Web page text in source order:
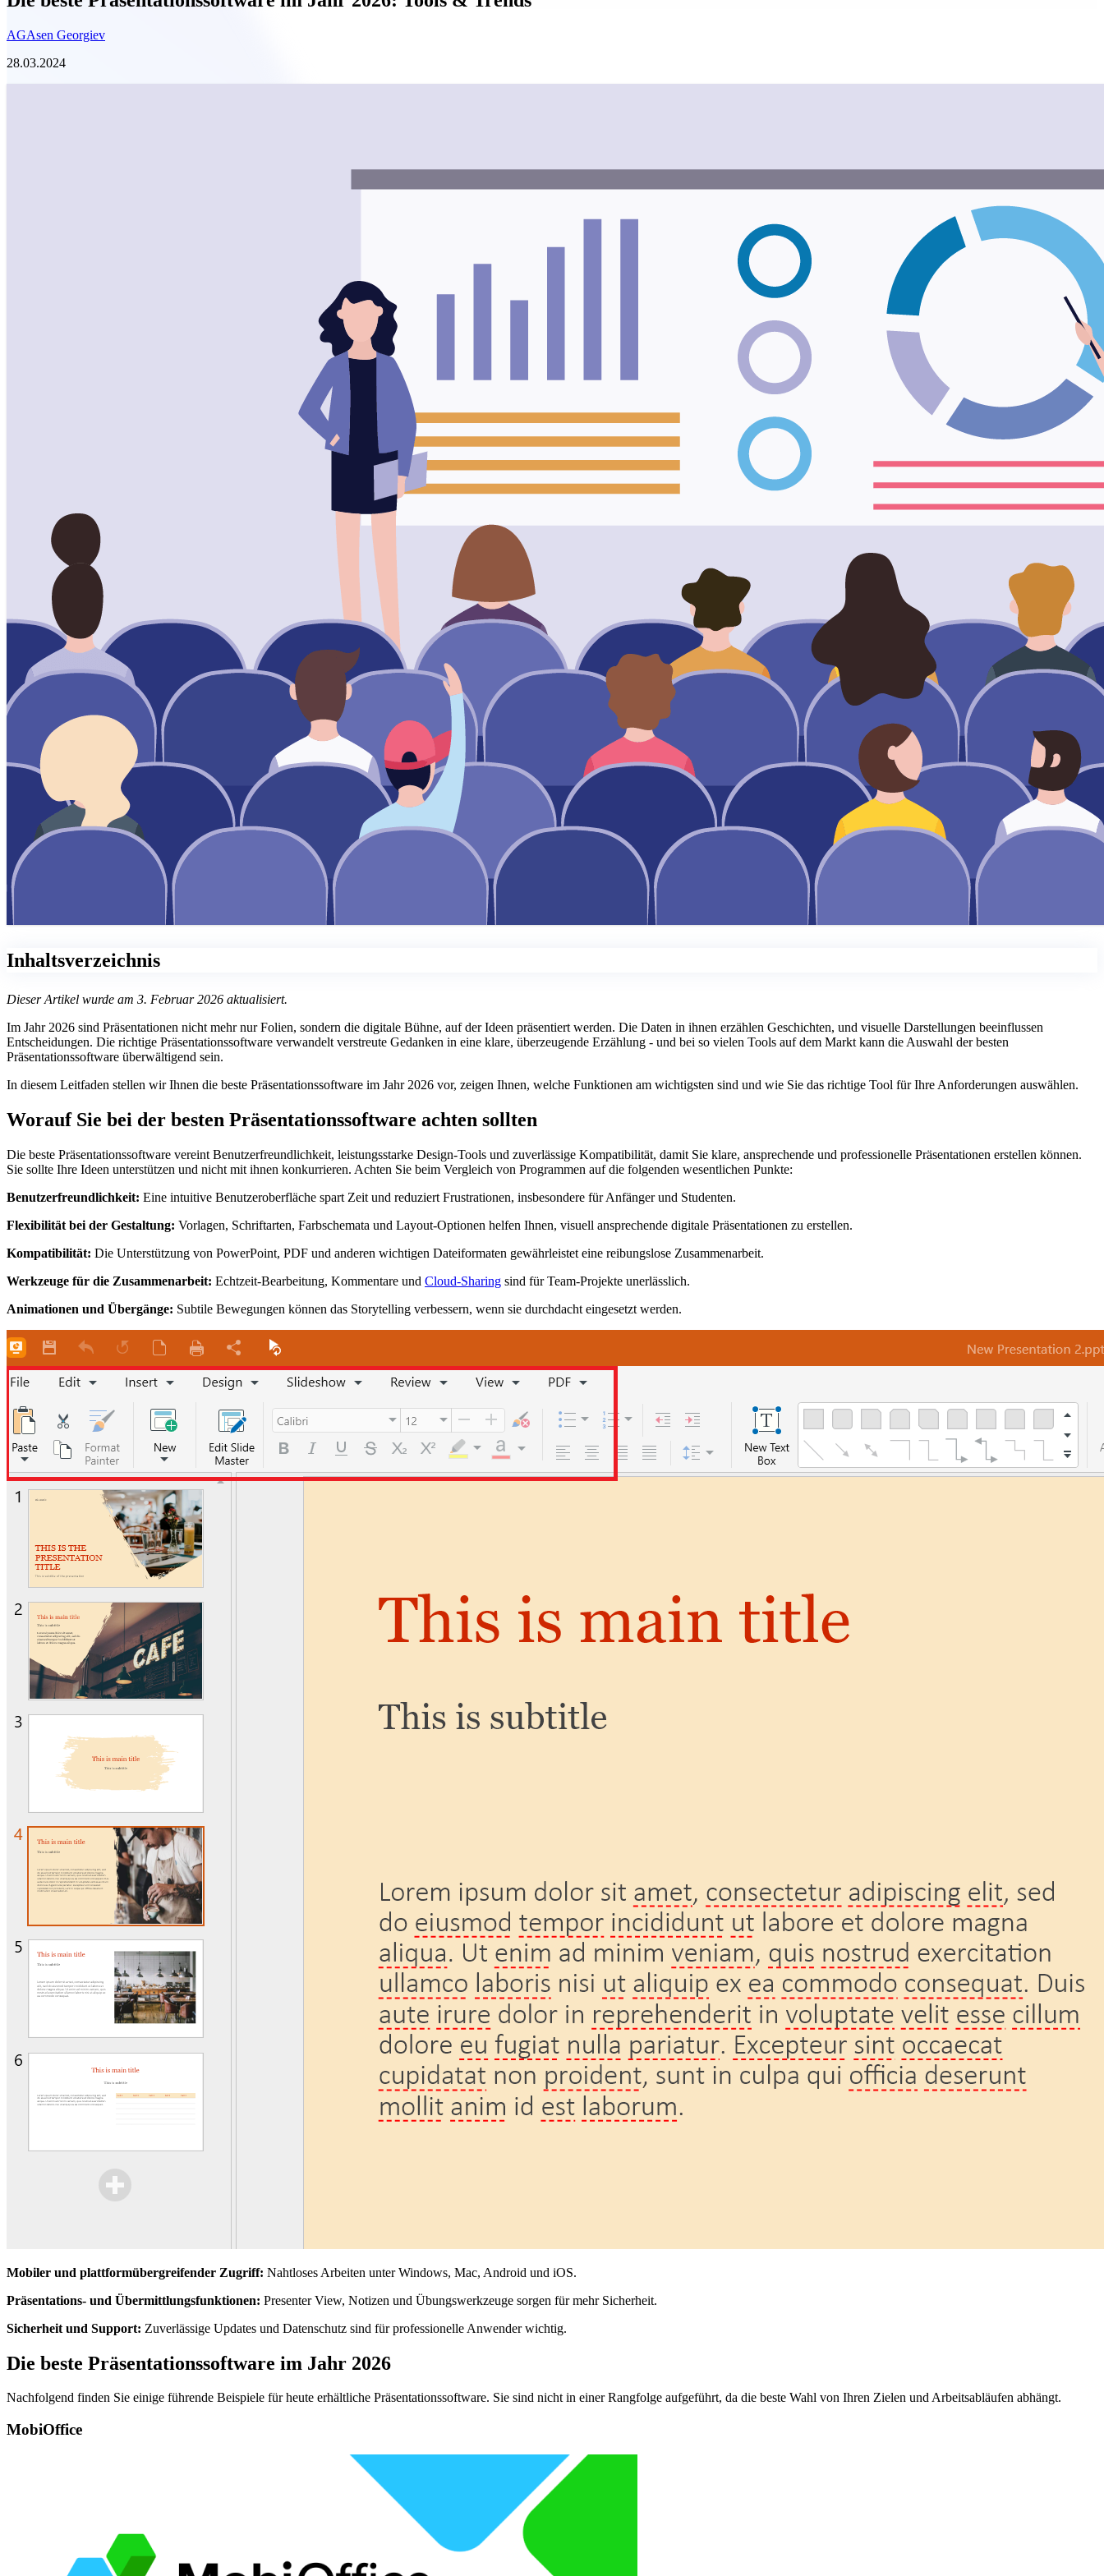
AGAsen Georgiev
28.03.2024
Inhaltsverzeichnis
Dieser Artikel wurde am 3. Februar 2026 aktualisiert.
Im Jahr 2026 sind Präsentationen nicht mehr nur Folien, sondern die digitale Bühne, auf der Ideen präsentiert werden. Die Daten in ihnen erzählen Geschichten, und visuelle Darstellungen beeinflussen
Entscheidungen. Die richtige Präsentationssoftware verwandelt verstreute Gedanken in eine klare, überzeugende Erzählung - und bei so vielen Tools auf dem Markt kann die Auswahl der besten
Präsentationssoftware überwältigend sein.
In diesem Leitfaden stellen wir Ihnen die beste Präsentationssoftware im Jahr 2026 vor, zeigen Ihnen, welche Funktionen am wichtigsten sind und wie Sie das richtige Tool für Ihre Anforderungen auswählen.
Worauf Sie bei der besten Präsentationssoftware achten sollten
Die beste Präsentationssoftware vereint Benutzerfreundlichkeit, leistungsstarke Design-Tools und zuverlässige Kompatibilität, damit Sie klare, ansprechende und professionelle Präsentationen erstellen können.
Sie sollte Ihre Ideen unterstützen und nicht mit ihnen konkurrieren. Achten Sie beim Vergleich von Programmen auf die folgenden wesentlichen Punkte:
Benutzerfreundlichkeit: Eine intuitive Benutzeroberfläche spart Zeit und reduziert Frustrationen, insbesondere für Anfänger und Studenten.
Flexibilität bei der Gestaltung: Vorlagen, Schriftarten, Farbschemata und Layout-Optionen helfen Ihnen, visuell ansprechende digitale Präsentationen zu erstellen.
Kompatibilität: Die Unterstützung von PowerPoint, PDF und anderen wichtigen Dateiformaten gewährleistet eine reibungslose Zusammenarbeit.
Werkzeuge für die Zusammenarbeit: Echtzeit-Bearbeitung, Kommentare und Cloud-Sharing sind für Team-Projekte unerlässlich.
Animationen und Übergänge: Subtile Bewegungen können das Storytelling verbessern, wenn sie durchdacht eingesetzt werden.
Mobiler und plattformübergreifender Zugriff: Nahtloses Arbeiten unter Windows, Mac, Android und iOS.
Präsentations- und Übermittlungsfunktionen: Presenter View, Notizen und Übungswerkzeuge sorgen für mehr Sicherheit.
Sicherheit und Support: Zuverlässige Updates und Datenschutz sind für professionelle Anwender wichtig.
Die beste Präsentationssoftware im Jahr 2026
Nachfolgend finden Sie einige führende Beispiele für heute erhältliche Präsentationssoftware. Sie sind nicht in einer Rangfolge aufgeführt, da die beste Wahl von Ihren Zielen und Arbeitsabläufen abhängt.
MobiOffice